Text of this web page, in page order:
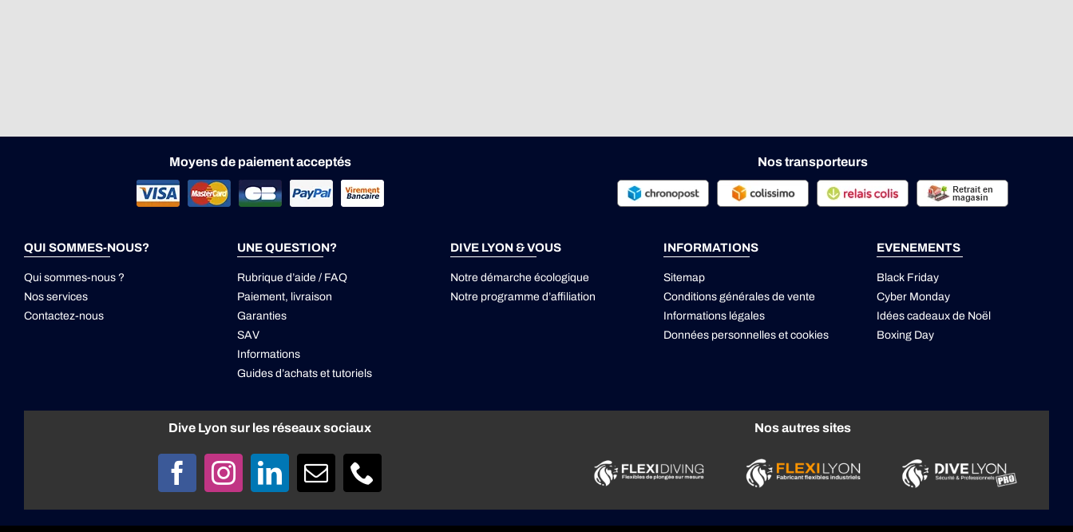
Moyens de paiement acceptés Nos transporteurs
QUI SOMMES-NOUS?
Qui sommes-nous ?
Nos services
Contactez-nous
UNE QUESTION?
Rubrique d’aide / FAQ
Paiement, livraison
Garanties
SAV
Informations
Guides d’achats et tutoriels
DIVE LYON & VOUS
Notre démarche écologique
Notre programme d’affiliation
INFORMATIONS
Sitemap
Conditions générales de vente
Informations légales
Données personnelles etcookies
EVENEMENTS
Black Friday
Cyber Monday
Idées cadeaux de Noël
Boxing Day
Dive Lyon sur les réseaux sociaux Nos autres sites